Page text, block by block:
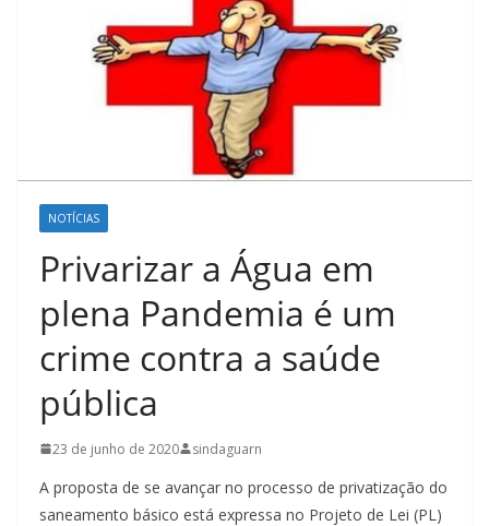
NOTÍCIAS
Privarizar a Água em
plena Pandemia é um
crime contra a saúde
pública
23 de junho de 2020 sindaguarn
A proposta de se avançar no processo de privatização do
saneamento básico está expressa no Projeto de Lei (PL)